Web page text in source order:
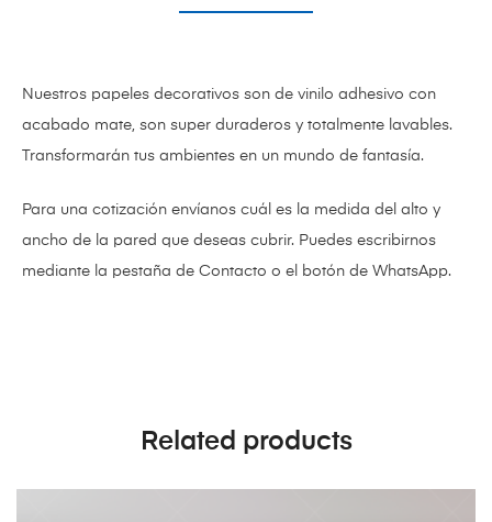
Nuestros papeles decorativos son de vinilo adhesivo con
acabado mate, son super duraderos y totalmente lavables.
Transformarán tus ambientes en un mundo de fantasía.
Para una cotización envíanos cuál es la medida del alto y
ancho de la pared que deseas cubrir. Puedes escribirnos
mediante la pestaña de Contacto o el botón de WhatsApp.
Related products